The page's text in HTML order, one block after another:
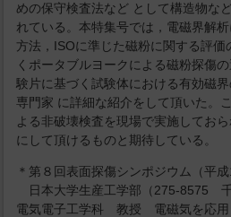
めの保守検査法など として構造物な
れている。本特集号では，電磁界解
方法，ISOに準じた磁粉に関する評
くポータブルヨークによる磁粉探傷
験片に基づく試験体における有効磁
専門家 に詳細な紹介をして頂いた。
よる非破壊検査を現場で実施してお
にして頂けるものと期待している。
＊第８回表面探傷シンポジウム（平
日本大学生産工学部（275-8575 千
電気電子工学科 教授 電磁気を応用